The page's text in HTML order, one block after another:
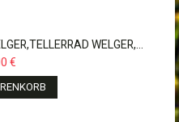
WELGER,...
€